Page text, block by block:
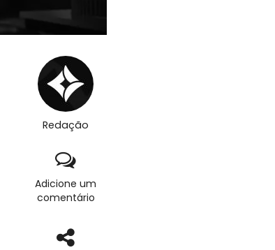
Redação
Adicione um
comentário